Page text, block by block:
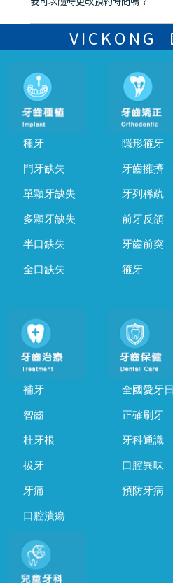
可以，請盡早通過wechat或whatsapp
的時間及資料，並且重新預約的日期及時
VICKONG
種牙
門牙缺失
單顆牙缺失
多顆牙缺失
半口缺失
全口缺失
隱形箍牙
牙齒擁擠
牙列稀疏
前牙反頜
牙齒前突
箍牙
補牙
智齒
杜牙根
拔牙
牙痛
口腔潰瘍
全國愛牙日
正確刷牙
牙科通識
口腔異味
預防牙病